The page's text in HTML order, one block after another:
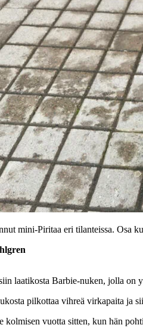
mini-Piritaa eri tilanteissa. Osa
laatikosta Barbie-nuken, jolla on
pilkottaa vihreä virkapaita ja
vuotta sitten, kun hän